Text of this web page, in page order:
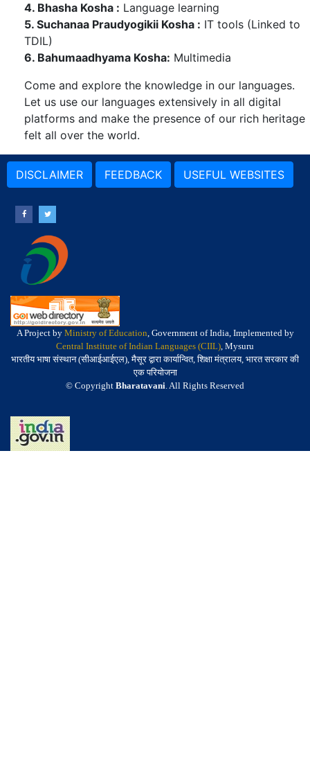
4. Bhasha Kosha : Language learning
5. Suchanaa Praudyogikii Kosha : IT tools (Linked to
TDIL)
6. Bahumaadhyama Kosha: Multimedia
Come and explore the knowledge in our languages.
Let us use our languages extensively in all digital
platforms and make the presence of our rich heritage
felt all over the world.
DISCLAIMER FEEDBACK USEFUL WEBSITES
A Project by Ministry of Education, Government of India, Implemented by
Central Institute of Indian Languages (CIIL), Mysuru
भारतीय भाषा संस्थान (सीआईआईएल), मैसूर द्वारा कार्यान्वित, शिक्षा मंत्रालय, भारत सरकार की
एक परियोजना
© Copyright Bharatavani. All Rights Reserved